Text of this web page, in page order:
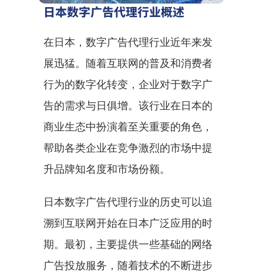
日本数字广告代理行业概述
在日本，数字广告代理行业近年来发
展迅猛。随着互联网的普及和消费者
行为的数字化转变，企业对于数字广
告的需求与日俱增。该行业在日本的
商业生态中扮演着至关重要的角色，
帮助各类企业在竞争激烈的市场中提
升品牌知名度和市场份额。
日本数字广告代理行业的历史可以追
溯到互联网开始在日本广泛应用的时
期。最初，主要提供一些基础的网络
广告投放服务，随着技术的不断进步